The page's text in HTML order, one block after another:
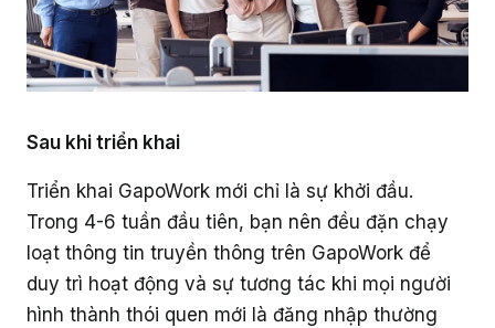
Sau khi triển khai
Triển khai GapoWork mới chỉ là sự khởi đầu.
Trong 4-6 tuần đầu tiên, bạn nên đều đặn chạy
loạt thông tin truyền thông trên GapoWork để
duy trì hoạt động và sự tương tác khi mọi người
hình thành thói quen mới là đăng nhập thường